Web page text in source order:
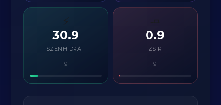
⚡
30.9
SZÉNHIDRÁT
g
0.9
ZSÍR
g